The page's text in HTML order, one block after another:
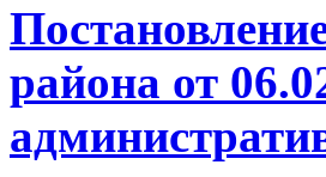
района от